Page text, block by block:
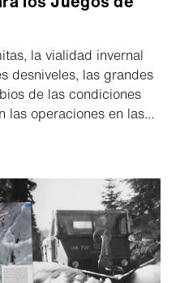
la vialidad invernal
desniveles, las grandes
de las condiciones
las operaciones en las
aún más.